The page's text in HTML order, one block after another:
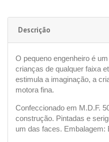
Descrição
O pequeno engenheiro é
crianças de qualquer faixa
estimula a imaginação, a
motora fina.
Confeccionado em M.D.F.
construção. Pintadas e
um das faces. Embalagem: